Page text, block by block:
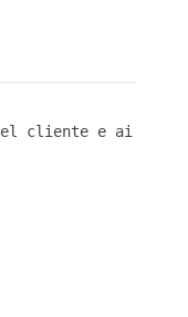
Deutsch
Italiano
cliente e ai